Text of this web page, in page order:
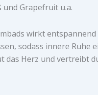
und Grapefruit u.a.
wirkt
sodass innere Ruhe
Herz und vertreibt